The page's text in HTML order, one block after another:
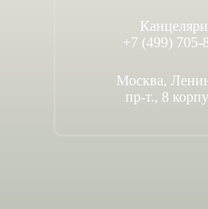
+7 (499) 705-
Москва,
пр-т., 8